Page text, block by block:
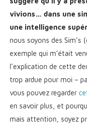
vivions… dans une
une intelligence
nous soyons des Sim’s
exemple qui m’était
l’explication de cette
trop ardue pour moi –
vous pouvez regarder
en savoir plus, et
mais attention, soyez